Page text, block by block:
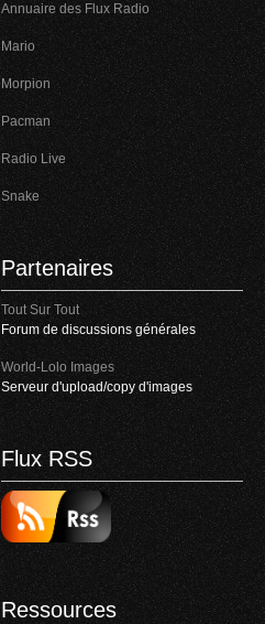
Annuaire des Flux Radio
Mario
Morpion
Pacman
Radio Live
Snake
Partenaires
Tout Sur Tout
Forum de discussions générales
World-Lolo Images
Serveur d'upload/copy d'images
Flux RSS
Ressources